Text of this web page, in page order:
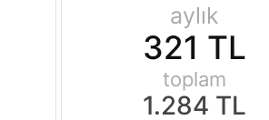
aylık
321 TL
toplam
1.284 TL